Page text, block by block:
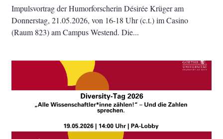
Impulsvortrag der Humorforscherin Désirée Krüger am
Donnerstag, 21.05.2026, von 16-18 Uhr (c.t.) im Casino
(Raum 823) am Campus Westend. Die